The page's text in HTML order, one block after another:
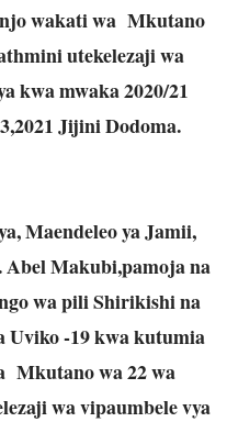
wakati wa Mkutano
utekelezaji wa
kwa mwaka 2020/21
Jijini Dodoma.
Maendeleo ya Jamii,
Abel Makubi,pamoja na
wa pili Shirikishi na
Uviko -19 kwa kutumia
Mkutano wa 22 wa
wa vipaumbele vya